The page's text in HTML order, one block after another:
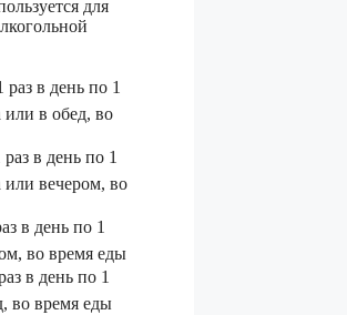
для
в день по 1
или в обед, во
в день по 1
или вечером, во
в день по 1
во время еды
в день по 1
во время еды